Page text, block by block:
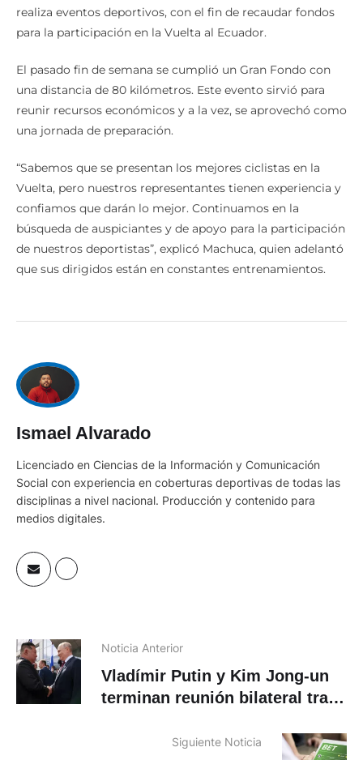
realiza eventos deportivos, con el fin de recaudar fondos
para la participación en la Vuelta al Ecuador.
El pasado fin de semana se cumplió un Gran Fondo con
una distancia de 80 kilómetros. Este evento sirvió para
reunir recursos económicos y a la vez, se aprovechó como
una jornada de preparación.
“Sabemos que se presentan los mejores ciclistas en la
Vuelta, pero nuestros representantes tienen experiencia y
confiamos que darán lo mejor. Continuamos en la
búsqueda de auspiciantes y de apoyo para la participación
de nuestros deportistas”, explicó Machuca, quien adelantó
que sus dirigidos están en constantes entrenamientos.
Ismael Alvarado
Licenciado en Ciencias de la Información y Comunicación
Social con experiencia en coberturas deportivas de todas las
disciplinas a nivel nacional. Producción y contenido para
medios digitales.
Noticia Anterior
Vladímir Putin y Kim Jong-un
terminan reunión bilateral tras
Siguiente Noticia